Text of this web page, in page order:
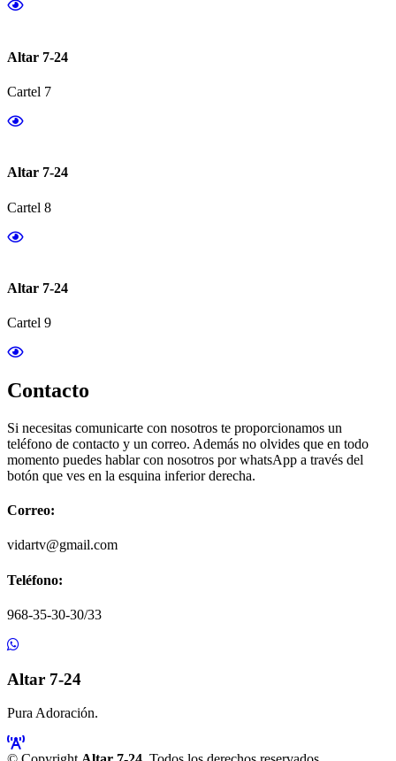
Altar 7-24
Cartel 7
Altar 7-24
Cartel 8
Altar 7-24
Cartel 9
Contacto
Si necesitas comunicarte con nosotros te proporcionamos un
teléfono de contacto y un correo. Además no olvides que en todo
momento puedes hablar con nosotros por whatsApp a través del
botón que ves en la esquina inferior derecha.
Correo:
vidartv@gmail.com
Teléfono:
968-35-30-30/33
Altar 7-24
Pura Adoración.